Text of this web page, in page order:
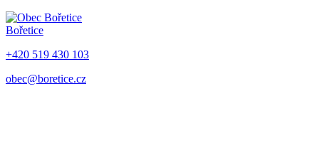
Bořetice
+420 519 430 103
obec@boretice.cz